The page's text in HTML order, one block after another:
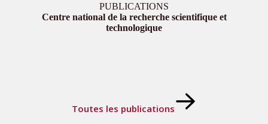
PUBLICATIONS
Centre national de la recherche scientifique et
technologique
Toutes les publications